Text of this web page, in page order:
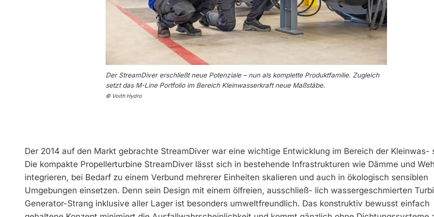
Der StreamDiver erschließt neue Potenziale – nun als komplette Produktfamilie. Zugleich
setzt das M-Line Portfolio im Bereich Kleinwasserkraft neue Maßstäbe.
© Voith Hydro
Der 2014 auf den Markt gebrachte StreamDiver war eine wichtige Entwicklung im Bereich der Kleinwas-
Die kompakte Propellerturbine StreamDiver lässt sich in bestehende Infrastrukturen wie Dämme und
integrieren, bei Bedarf zu einem Verbund mehrerer Einheiten skalieren und auch in ökologisch sensiblen
Umgebungen einsetzen. Denn sein Design mit einem ölfreien, ausschließ- lich wassergeschmierten
Generator-Strang inklusive aller Lager ist besonders umweltfreundlich. Das konstruktiv bewusst einfach